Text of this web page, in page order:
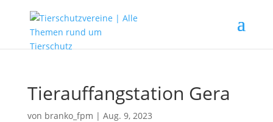
Tierauffangstation Gera
von branko_fpm | Aug. 9, 2023